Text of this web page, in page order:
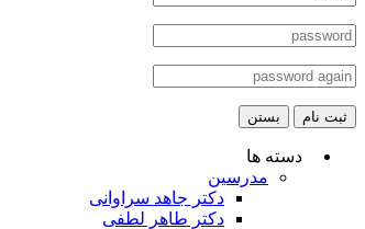
ثبت نام بستن
دسته ها
مدرسین
دکتر جاهد سراوانی
دکتر طاهر لطفی